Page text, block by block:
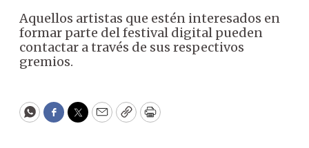
Aquellos artistas que estén interesados en
formar parte del festival digital pueden
contactar a través de sus respectivos
gremios.
WhatsApp
Facebook
Twitter
EmailCopyPrint